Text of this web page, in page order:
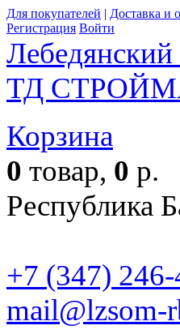
Для покупателей | Доставка и
Регистрация Войти
ТД
Корзина
0 товар, 0 р.
Республика
+7 (347)
mail@lzsom-